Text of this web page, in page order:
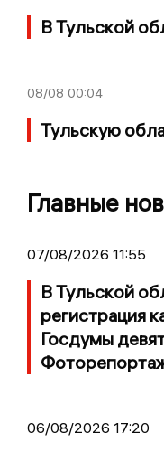
В Тульской
08/08 00:04
Тульскую
Главные
07/08/2026 11:55
В Тульской
регистрация
Госдумы
06/08/2026 17:20